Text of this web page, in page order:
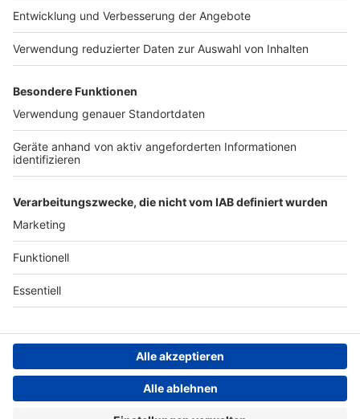
Presse
Werben
Archiv
ANTENNE BAYERN GROUP
Stiftung ANTENNE BAYERN
hilft
Teilnahmebedingungen
Grounding Page ANTENNE
BAYERN
Verkehrs-Hotline
Datenschutz­erklärung
einstellungen
Persönliche Datenkontrolle